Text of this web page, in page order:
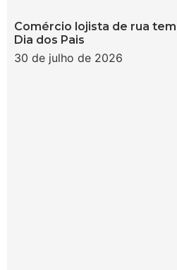
Comércio lojista de rua
Dia dos Pais
30 de julho de 2026